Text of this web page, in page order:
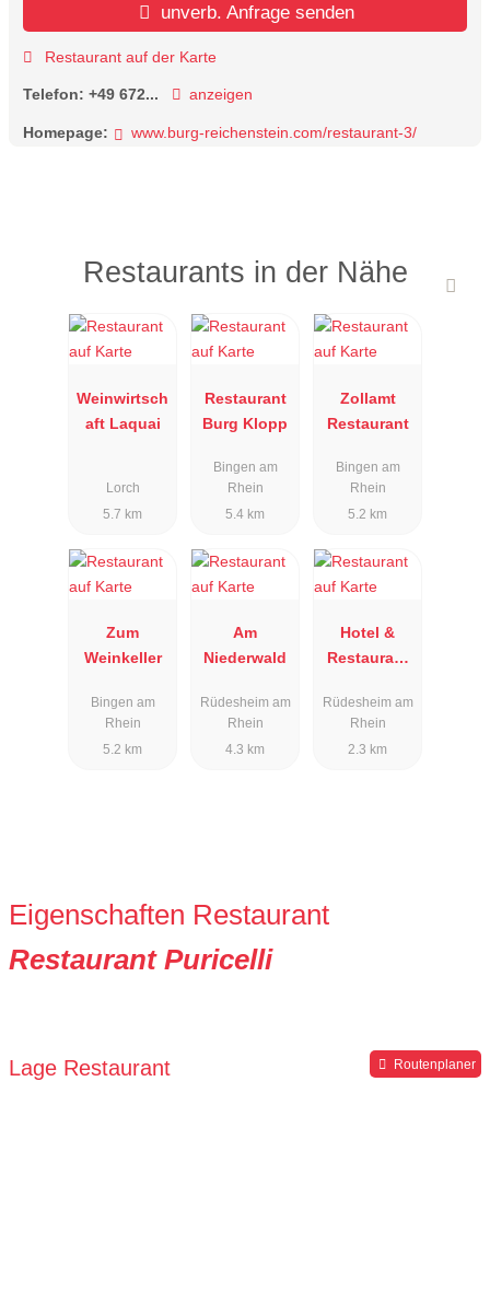
unverb. Anfrage senden
Restaurant auf der Karte
Telefon: +49 672... anzeigen
Homepage: www.burg-reichenstein.com/restaurant-3/
Restaurants in der Nähe
Weinwirtsch
aft Laquai
Lorch
5.7 km
Restaurant
Burg Klopp
Bingen am
Rhein
5.4 km
Zollamt
Restaurant
Bingen am
Rhein
5.2 km
Zum
Weinkeller
Bingen am
Rhein
5.2 km
Am
Niederwald
Rüdesheim am
Rhein
4.3 km
Hotel &
Restaurant
Rüdesheim am
Rhein
2.3 km
Eigenschaften Restaurant
Restaurant Puricelli
Lage Restaurant Routenplaner